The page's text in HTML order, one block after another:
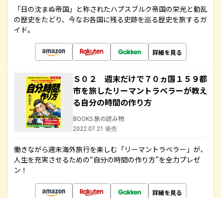
「日の沈まぬ帝国」と称されたハプスブルク帝国の栄光と動乱
の歴史をたどり、今なお各国に残る史跡を巡る歴史を旅するガ
イド。
詳細を見る
Ｓ０２ 週末だけで７０ヵ国１５９都
市を旅したリーマントラベラーが教え
る自分の時間の作り方
BOOKS 旅の読み物
2022.07.21 発売
働きながら週末海外旅行を楽しむ「リーマントラベラー」が、
人生を充実させるための“自分の時間の作り方”を全力プレゼ
ン！
詳細を見る